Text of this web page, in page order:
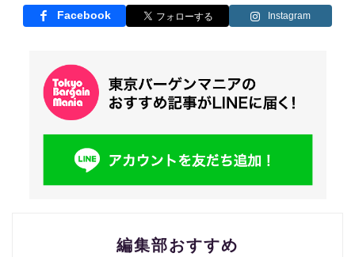
Facebook Instagram
編集部おすすめ